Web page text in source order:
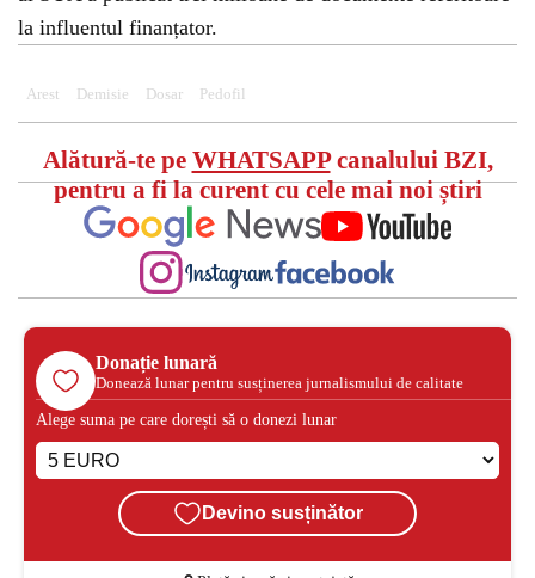
la influentul finanțator.
Arest Demisie Dosar Pedofil
Alătură-te pe WHATSAPPcanalului BZI,
pentru a fi la curent cu cele mai noi știri
Donație lunară
Donează lunar pentru susținerea jurnalismului de calitate
Alege suma pe care dorești să o donezi lunar
Devino susținător